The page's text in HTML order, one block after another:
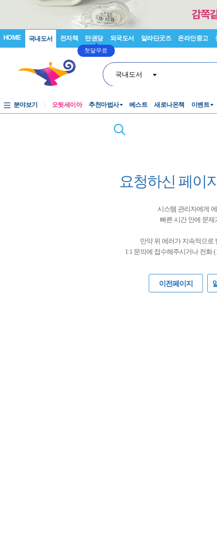
HOME 국내도서 전자책 만권당
첫달무료
외국도서 알라딘굿즈 온라인중고
국내도서
분야보기 오뒷세이아 추천마법사 베스트 새로나온책 이벤트
요청하신 페이
시스템 관리자에게
빠른 시간 안에 문
만약 위 에러가 지속적으로
1:1 문의에 접수해주시거나 전화 (
이전페이지